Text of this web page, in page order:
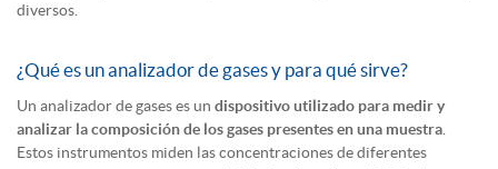
diversos.
¿Qué es un analizador de gases y para qué sirve?
Un analizador de gases es un dispositivo utilizado para medir y
analizar la composición de los gases presentes en una muestra
Estos instrumentos miden las concentraciones de diferentes